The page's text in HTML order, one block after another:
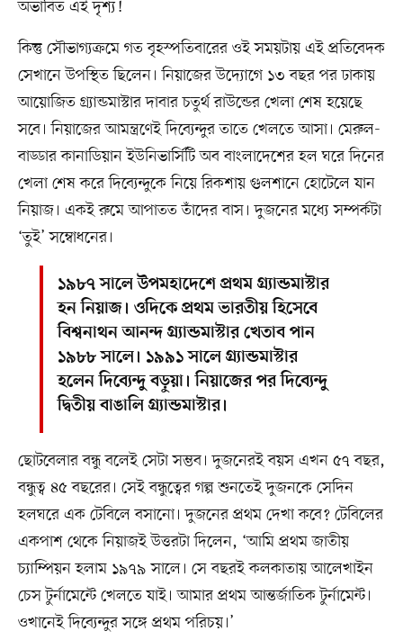
অভাবিত এই দৃশ্য!
কিন্তু সৌভাগ্যক্রমে গত বৃহস্পতিবারের ওই সময়টায় এই প্রতিবেদক
সেখানে উপস্থিত ছিলেন। নিয়াজের উদ্যোগে ১৩ বছর পর ঢাকায়
আয়োজিত গ্র্যান্ডমাস্টার দাবার চতুর্থ রাউন্ডের খেলা শেষ হয়েছে
সবে। নিয়াজের আমন্ত্রণেই দিব্যেন্দুর তাতে খেলতে আসা। মেরুল-
বাড্ডার কানাডিয়ান ইউনিভার্সিটি অব বাংলাদেশের হল ঘরে দিনের
খেলা শেষ করে দিব্যেন্দুকে নিয়ে রিকশায় গুলশানে হোটেলে যান
নিয়াজ। একই রুমে আপাতত তাঁদের বাস। দুজনের মধ্যে সম্পর্কটা
‘তুই’ সম্বোধনের।
১৯৮৭ সালে উপমহাদেশে প্রথম গ্র্যান্ডমাস্টার
হন নিয়াজ। ওদিকে প্রথম ভারতীয় হিসেবে
বিশ্বনাথন আনন্দ গ্র্যান্ডমাস্টার খেতাব পান
১৯৮৮ সালে। ১৯৯১ সালে গ্র্যান্ডমাস্টার
হলেন দিব্যেন্দু বড়ুয়া। নিয়াজের পর দিব্যেন্দু
দ্বিতীয় বাঙালি গ্র্যান্ডমাস্টার।
ছোটবেলার বন্ধু বলেই সেটা সম্ভব। দুজনেরই বয়স এখন ৫৭ বছর,
বন্ধুত্ব ৪৫ বছরের। সেই বন্ধুত্বের গল্প শুনতেই দুজনকে সেদিন
হলঘরে এক টেবিলে বসানো। দুজনের প্রথম দেখা কবে? টেবিলের
একপাশ থেকে নিয়াজই উত্তরটা দিলেন, ‘আমি প্রথম জাতীয়
চ্যাম্পিয়ন হলাম ১৯৭৯ সালে। সে বছরই কলকাতায় আলেখাইন
চেস টুর্নামেন্টে খেলতে যাই। আমার প্রথম আন্তর্জাতিক টুর্নামেন্ট।
ওখানেই দিব্যেন্দুর সঙ্গে প্রথম পরিচয়।’